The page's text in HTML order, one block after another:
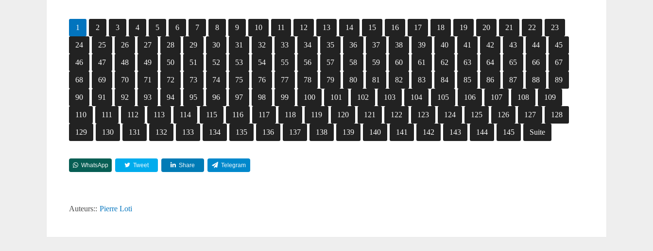
1 2 3 4 5 6 7 8 9 10 11 12 13 14 15 16 17 18 19 20 21 22 23
24 25 26 27 28 29 30 31 32 33 34 35 36 37 38 39 40 41 42 43 44 45
46 47 48 49 50 51 52 53 54 55 56 57 58 59 60 61 62 63 64 65 66 67
68 69 70 71 72 73 74 75 76 77 78 79 80 81 82 83 84 85 86 87 88 89
90 91 92 93 94 95 96 97 98 99 100 101 102 103 104 105 106 107 108 109
110 111 112 113 114 115 116 117 118 119 120 121 122 123 124 125 126 127 128
129 130 131 132 133 134 135 136 137 138 139 140 141 142 143 144 145 Suite
WhatsApp Tweet Share Telegram
Auteurs:: Pierre Loti